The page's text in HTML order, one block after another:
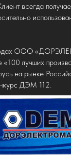
всегда
ООО
«100 лучших
на рынке
ДЭМ 112.